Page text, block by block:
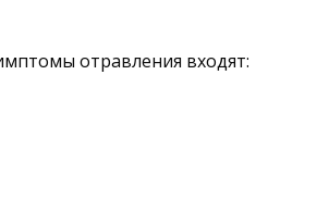
отравления входят: